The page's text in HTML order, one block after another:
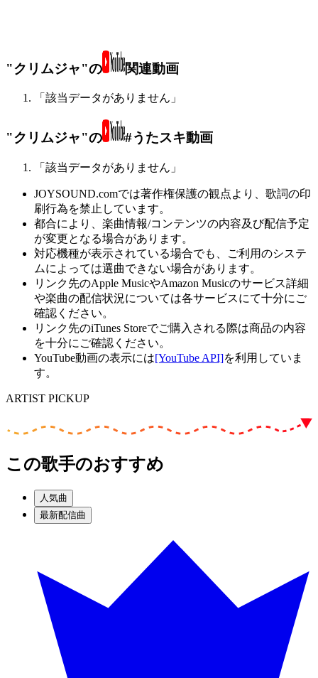
"クリムジャ"の 関連動画
「該当データがありません」
"クリムジャ"の #うたスキ動画
「該当データがありません」
JOYSOUND.comでは著作権保護の観点より、歌詞の印
刷行為を禁止しています。
都合により、楽曲情報/コンテンツの内容及び配信予定
が変更となる場合があります。
対応機種が表示されている場合でも、ご利用のシステ
ムによっては選曲できない場合があります。
リンク先のApple MusicやAmazon Musicのサービス詳細
や楽曲の配信状況については各サービスにて十分にご
確認ください。
リンク先のiTunes Storeでご購入される際は商品の内容
を十分にご確認ください。
YouTube動画の表示には[YouTube API]を利用していま
す。
ARTIST PICKUP
この歌手のおすすめ
人気曲
最新配信曲